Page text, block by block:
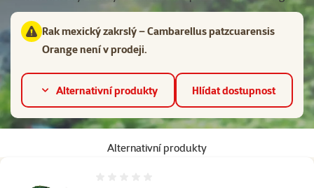
Rak mexický zakrslý – Cambarellus patzcuarensis
Orange není v prodeji.
Alternativní produkty Hlídat dostupnost
Alternativní produkty